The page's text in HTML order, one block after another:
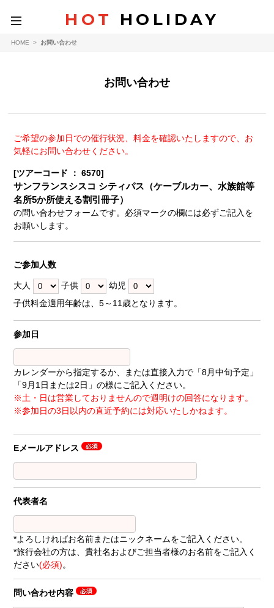
toggle
navigation
HOT HOLIDAY
HOME > お問い合わせ
お問い合わせ
ご希望の参加日での催行状況、料金を確認いたしますので、お
気軽にお問い合わせください。
[ツアーコード ： 6570]
サンフランスシスコ シティパス（ケーブルカー、水族館等
名所5か所使える割引冊子）
の問い合わせフォームです。必須マークの欄には必ずご記入を
お願いします。
ご参加人数
大人 子供
幼児
子供料金適用年齢は、5～11歳となります。
参加日
カレンダーから指定するか、または直接入力で「8月中旬予定」
「9月1日または2日」の様にご記入ください。
※土・日は営業しておりませんので週明けの回答になります。
※参加日の3日以内の直近予約には対応いたしかねます。
Eメールアドレス
代表者名
*よろしければお名前またはニックネームをご記入ください。
*旅行会社の方は、貴社名およびご担当者様のお名前をご記入く
ださい(必須)。
問い合わせ内容